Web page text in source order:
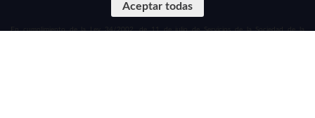
Aceptar todas